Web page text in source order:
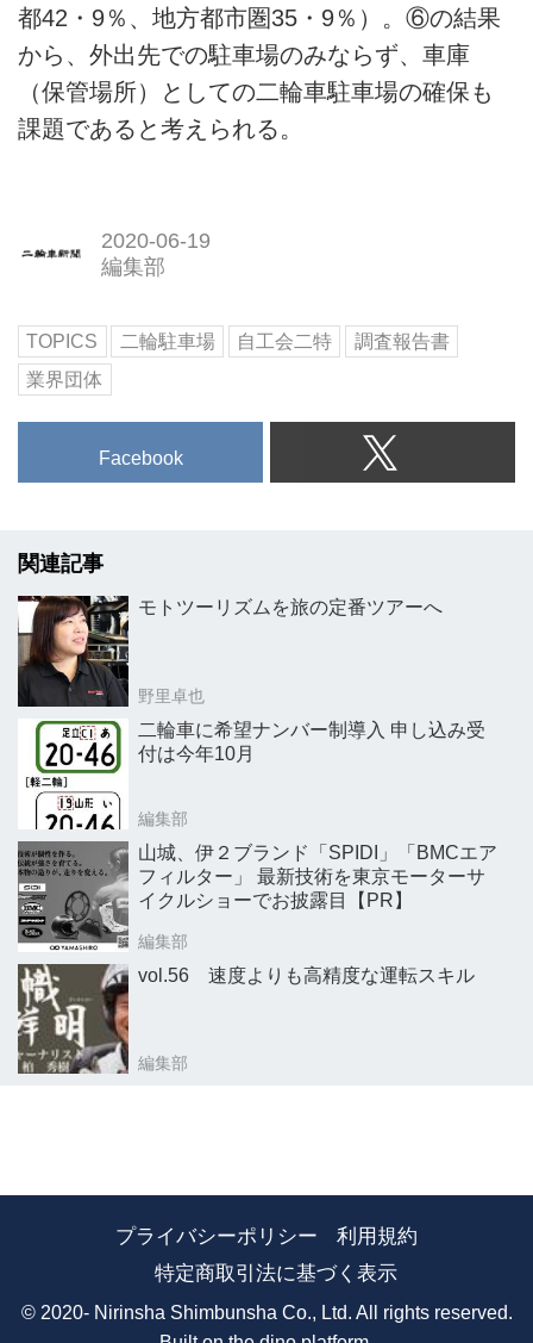
都42・9％、地方都市圏35・9％）。⑥の結果
から、外出先での駐車場のみならず、車庫
（保管場所）としての二輪車駐車場の確保も
課題であると考えられる。
2020-06-19
編集部
TOPICS 二輪駐車場 自工会二特
調査報告書
業界団体
Facebook
関連記事
モトツーリズムを旅の定番ツアーへ
野里卓也
二輪車に希望ナンバー制導入 申し込み受
付は今年10月
編集部
山城、伊２ブランド「SPIDI」「BMCエア
フィルター」 最新技術を東京モーターサ
イクルショーでお披露目【PR】
編集部
vol.56 速度よりも高精度な運転スキル
編集部
プライバシーポリシー
利用規約
特定商取引法に基づく表示
© 2020- Nirinsha Shimbunsha Co., Ltd. All rights reserved.